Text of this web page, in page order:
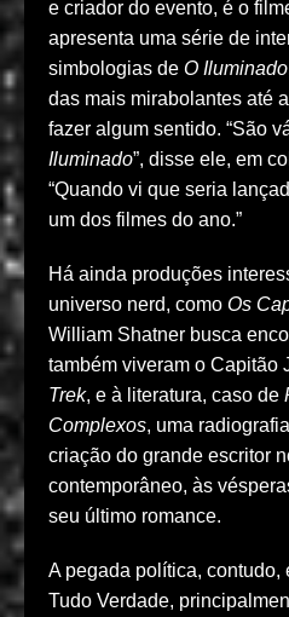
e criador do evento, é o
apresenta uma série de
simbologias de O Iluminado
das mais mirabolantes até
fazer algum sentido. “São
Iluminado”, disse ele, em
“Quando vi que seria
um dos filmes do ano.”
Há ainda produções
universo nerd, como Os
William Shatner busca
também viveram o Capitão
Trek, e à literatura, caso de
Complexos, uma
criação do grande escritor
contemporâneo, às
seu último romance.
A pegada política, contudo,
Tudo Verdade,